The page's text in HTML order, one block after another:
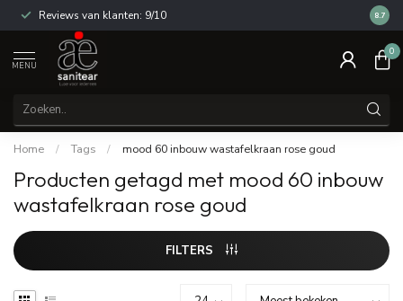
Reviews van klanten: 9/10 14
8.7
MENU
0
Home / Tags / mood 60 inbouw wastafelkraan rose goud
Producten getagd met mood 60 inbouw
wastafelkraan rose goud
FILTERS